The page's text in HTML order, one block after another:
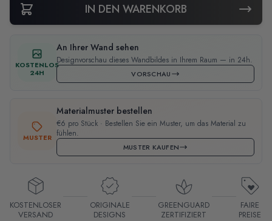
IN DEN WARENKORB
KOSTENLOS
24H
An Ihrer Wand sehen
Designvorschau dieses Wandbildes in Ihrem Raum — in 24h.
VORSCHAU
MUSTER
Materialmuster bestellen
€6 pro Stück · Bestellen Sie ein Muster, um das Material zu
fühlen.
MUSTER KAUFEN
KOSTENLOSER
VERSAND
ORIGINALE
DESIGNS
GREENGUARD
ZERTIFIZIERT
FAIRE
PREISE